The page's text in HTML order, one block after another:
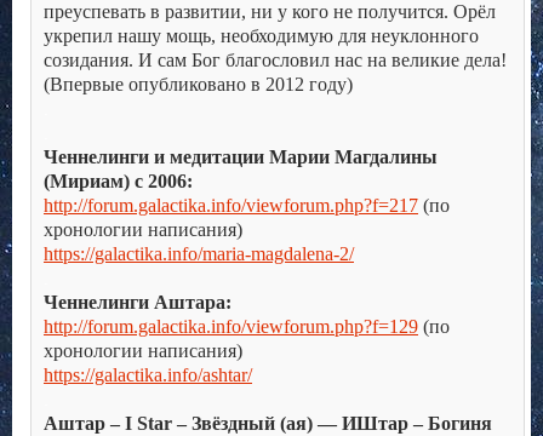
преуспевать в развитии, ни у кого не получится. Орёл
укрепил нашу мощь, необходимую для неуклонного
созидания. И сам Бог благословил нас на великие дела!
(Впервые опубликовано в 2012 году)
Ченнелинги и медитации Марии Магдалины
(Мириам) с 2006:
http://forum.galactika.info/viewforum.php?f=217 (по
хронологии написания)
https://galactika.info/maria-magdalena-2/
Ченнелинги Аштара:
http://forum.galactika.info/viewforum.php?f=129 (по
хронологии написания)
https://galactika.info/ashtar/
Аштар – I Star – Звёздный (ая) — ИШтар – Богиня